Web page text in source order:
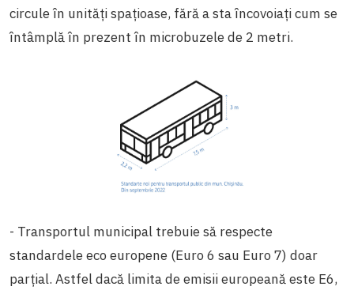
circule în unități spațioase, fără a sta încovoiați cum se
întâmplă în prezent în microbuzele de 2 metri.
- Transportul municipal trebuie să respecte
standardele eco europene (Euro 6 sau Euro 7) doar
parțial. Astfel dacă limita de emisii europeană este E6,